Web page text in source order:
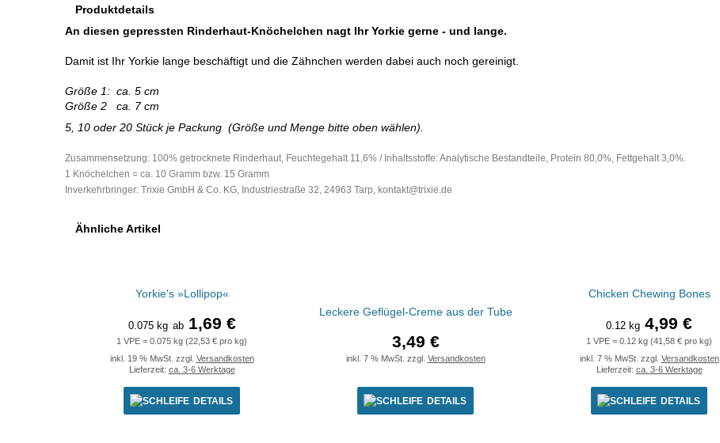
Produktdetails
An diesen gepressten Rinderhaut-Knöchelchen nagt Ihr Yorkie gerne - und lange.
Damit ist Ihr Yorkie lange beschäftigt und die Zähnchen werden dabei auch noch gereinigt.
Größe 1: ca. 5 cm
Größe 2 ca. 7 cm
5, 10 oder 20 Stück je Packung (Größe und Menge bitte oben wählen).
Zusammensetzung: 100% getrocknete Rinderhaut, Feuchtegehalt 11,6% / Inhaltsstoffe: Analytische Bestandteile, Protein 80,0%, Fettgehalt 3,0%.
1 Knöchelchen = ca. 10 Gramm bzw. 15 Gramm
Inverkehrbringer: Trixie GmbH & Co. KG, Industriestraße 32, 24963 Tarp, kontakt@trixie.de
Ähnliche Artikel
Yorkie's »Lollipop«
0.075 kg ab 1,69 €
1 VPE = 0.075 kg (22,53 € pro kg)
inkl. 19 % MwSt. zzgl. Versandkosten
Lieferzeit: ca. 3-6 Werktage
DETAILS
Leckere Geflügel-Creme aus der Tube
3,49 €
inkl. 7 % MwSt. zzgl. Versandkosten
DETAILS
Chicken Chewing Bones
0.12 kg 4,99 €
1 VPE = 0.12 kg (41,58 € pro kg)
inkl. 7 % MwSt. zzgl. Versandkosten
Lieferzeit: ca. 3-6 Werktage
DETAILS